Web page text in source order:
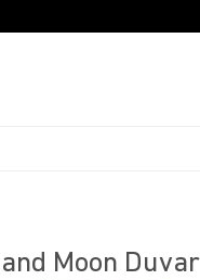
Moon